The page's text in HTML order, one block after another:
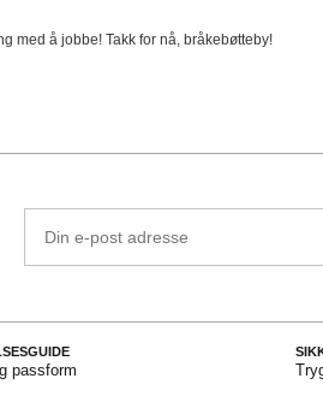
med å jobbe! Takk for nå, bråkebøtteby!
post
passform